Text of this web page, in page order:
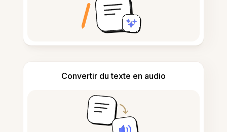
Convertir du texte en audio